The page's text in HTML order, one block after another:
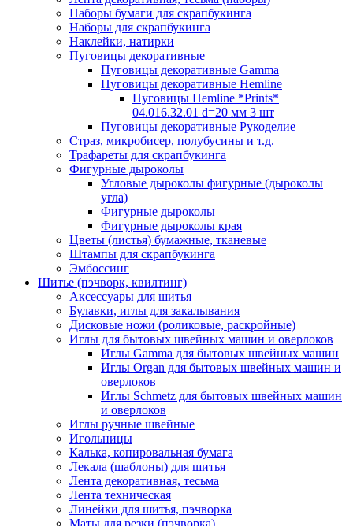
Наборы бумаги для скрапбукинга
Наборы для скрапбукинга
Наклейки, натирки
Пуговицы декоративные
Пуговицы декоративные Gamma
Пуговицы декоративные Hemline
Пуговицы Hemline *Prints*
04.016.32.01 d=20 мм 3 шт
Пуговицы декоративные Рукоделие
Страз, микробисер, полубусины и т.д.
Трафареты для скрапбукинга
Фигурные дыроколы
Угловые дыроколы фигурные (дыроколы
угла)
Фигурные дыроколы
Фигурные дыроколы края
Цветы (листья) бумажные, тканевые
Штампы для скрапбукинга
Эмбоссинг
Шитье (пэчворк, квилтинг)
Аксессуары для шитья
Булавки, иглы для закалывания
Дисковые ножи (роликовые, раскройные)
Иглы для бытовых швейных машин и оверлоков
Иглы Gamma для бытовых швейных машин
Иглы Organ для бытовых швейных машин и
оверлоков
Иглы Schmetz для бытовых швейных машин
и оверлоков
Иглы ручные швейные
Игольницы
Калька, копировальная бумага
Лекала (шаблоны) для шитья
Лента декоративная, тесьма
Лента техническая
Линейки для шитья, пэчворка
Маты для резки (пэчворка)